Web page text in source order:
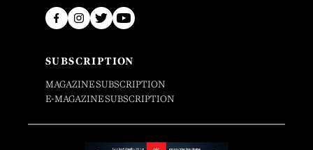
SUBSCRIPTION
MAGAZINE SUBSCRIPTION
E-MAGAZINE SUBSCRIPTION